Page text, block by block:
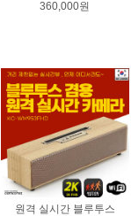
360,000원
원격 실시간 블루투스